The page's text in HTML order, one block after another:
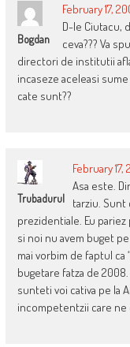
Bogdan
February 17,
D-le Ciutacu,
ceva??? Va
directori de institutii
incaseze aceleasi
cate sunt??
Trubadurul
February 17,
Asa este.
tarziu.
prezidentiale. Eu pariez
si noi nu avem buget
mai vorbim de faptul ca
bugetare fatza de
sunteti voi cativa pe la
incompetentzii care ne